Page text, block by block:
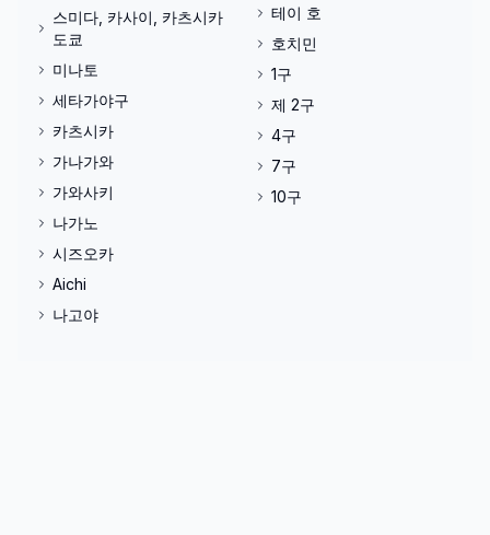
스미다, 카사이, 카츠시카
도쿄
미나토
세타가야구
카츠시카
가나가와
가와사키
나가노
시즈오카
Aichi
나고야
테이 호
호치민
1구
제 2구
4구
7구
10구